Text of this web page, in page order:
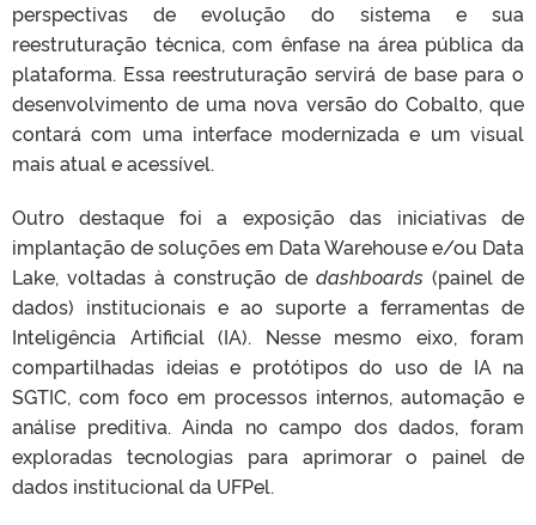
perspectivas de evolução do sistema e sua
reestruturação técnica, com ênfase na área pública da
plataforma. Essa reestruturação servirá de base para o
desenvolvimento de uma nova versão do Cobalto, que
contará com uma interface modernizada e um visual
mais atual e acessível.
Outro destaque foi a exposição das iniciativas de
implantação de soluções em Data Warehouse e/ou Data
Lake, voltadas à construção de dashboards (painel de
dados) institucionais e ao suporte a ferramentas de
Inteligência Artificial (IA). Nesse mesmo eixo, foram
compartilhadas ideias e protótipos do uso de IA na
SGTIC, com foco em processos internos, automação e
análise preditiva. Ainda no campo dos dados, foram
exploradas tecnologias para aprimorar o painel de
dados institucional da UFPel.